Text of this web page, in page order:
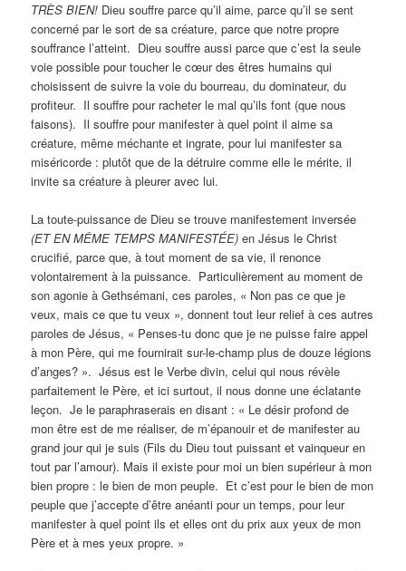
TRÈS BIEN! Dieu souffre parce qu’il aime, parce qu’il se sent
concerné par le sort de sa créature, parce que notre propre
souffrance l’atteint. Dieu souffre aussi parce que c’est la seule
voie possible pour toucher le cœur des êtres humains qui
choisissent de suivre la voie du bourreau, du dominateur, du
profiteur. Il souffre pour racheter le mal qu’ils font (que nous
faisons). Il souffre pour manifester à quel point il aime sa
créature, même méchante et ingrate, pour lui manifester sa
miséricorde : plutôt que de la détruire comme elle le mérite, il
invite sa créature à pleurer avec lui.
La toute-puissance de Dieu se trouve manifestement inversée
(ET EN MÊME TEMPS MANIFESTÉE) en Jésus le Christ
crucifié, parce que, à tout moment de sa vie, il renonce
volontairement à la puissance. Particulièrement au moment de
son agonie à Gethsémani, ces paroles, « Non pas ce que je
veux, mais ce que tu veux », donnent tout leur relief à ces autres
paroles de Jésus, « Penses-tu donc que je ne puisse faire appel
à mon Père, qui me fournirait sur-le-champ plus de douze légions
d’anges? ». Jésus est le Verbe divin, celui qui nous révèle
parfaitement le Père, et ici surtout, il nous donne une éclatante
leçon. Je le paraphraserais en disant : « Le désir profond de
mon être est de me réaliser, de m’épanouir et de manifester au
grand jour qui je suis (Fils du Dieu tout puissant et vainqueur en
tout par l’amour). Mais il existe pour moi un bien supérieur à mon
bien propre : le bien de mon peuple. Et c’est pour le bien de mon
peuple que j’accepte d’être anéanti pour un temps, pour leur
manifester à quel point ils et elles ont du prix aux yeux de mon
Père et à mes yeux propre. »